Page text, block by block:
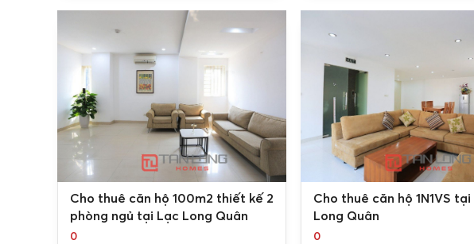
Mỗi căn hộ đẹp phụ thuộc vào hướng và view. View thoáng rộng, có
view vô cùng đắt giá. Ngoài ra, một số gia chủ còn chú ý đến phong
với niềm tin hướng tốt sẽ thu hút tài lộc, may mắn, và vượng khí cho
Nội thất trong căn chung cư
Nội thất đẹp, hiện đại là một trong những tiêu chí quan trọng khi
Tâythường thiết kế không gian phòng khách, phòng ăn, phòng ngủ,
động từ 20m2 đến 400m2.
Nội thất căn hộ chung cư Hồ Tây được gia chủ bày biện và bố trí vô
màu sắc thiết kế đẹp mắt phục vụ tối đa nhu cầu sống của gia đình
Cho thuê căn hộ 100m2 thiết kế 2
phòng ngủ tại Lạc Long Quân
0
Cho thuê căn hộ 1N1VS
Long Quân
0